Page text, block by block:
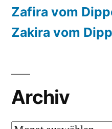
Zafira vom
Zakira vom
Archiv